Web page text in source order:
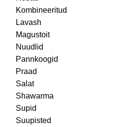
Kombineeritud
Lavash
Magustoit
Nuudlid
Pannkoogid
Praad
Salat
Shawarma
Supid
Suupisted